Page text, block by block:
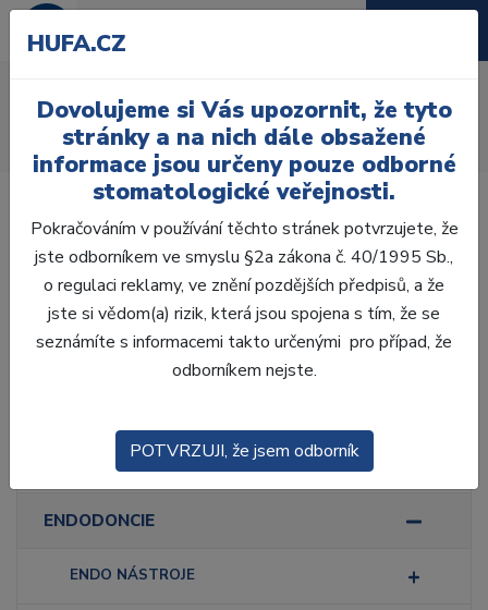
Úvod Ordinace Endodoncie
Kořenové čepy
Zlacené čepy
Laboratoř
Ordinace
ENDODONCIE
ENDO NÁSTROJE
HUFA.CZ
Dovolujeme si Vás upozornit, že tyto
stránky a na nich dále obsažené
informace jsou určeny pouze odborné
stomatologické veřejnosti.
Pokračováním v používání těchto stránek potvrzujete, že
jste odborníkem ve smyslu §2a zákona č. 40/1995 Sb.,
o regulaci reklamy, ve znění pozdějších předpisů, a že
jste si vědom(a) rizik, která jsou spojena s tím, že se
seznámíte s informacemi takto určenými pro případ, že
odborníkem nejste.
POTVRZUJI, že jsem odborník